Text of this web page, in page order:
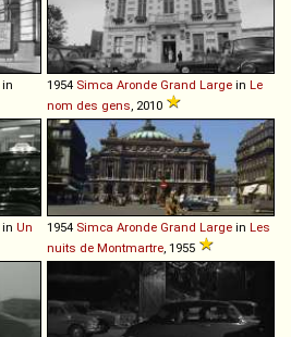
in
1954 Simca Aronde Grand Large in Le
nom des gens, 2010
in Un
1954 Simca Aronde Grand Large in Les
nuits de Montmartre, 1955